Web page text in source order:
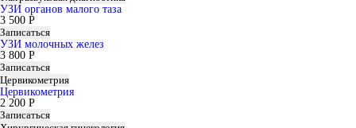
УЗИ органов малого таза
3 500 Р
Записаться
УЗИ молочных желез
3 800 Р
Записаться
Цервикометрия
Цервикометрия
2 200 Р
Записаться